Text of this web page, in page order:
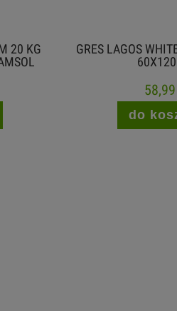
LAGOS WHITE PERLA STANIN